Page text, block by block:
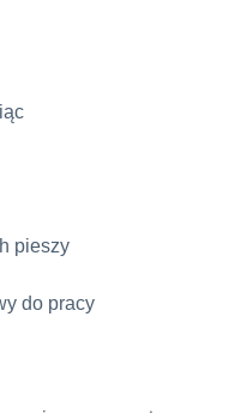
pieszy
do pracy